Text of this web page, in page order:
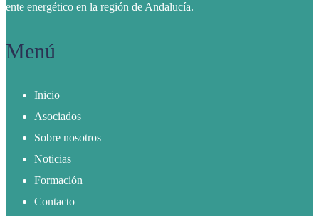
ente energético en la región de Andalucía.
Menú
Inicio
Asociados
Sobre nosotros
Noticias
Formación
Contacto